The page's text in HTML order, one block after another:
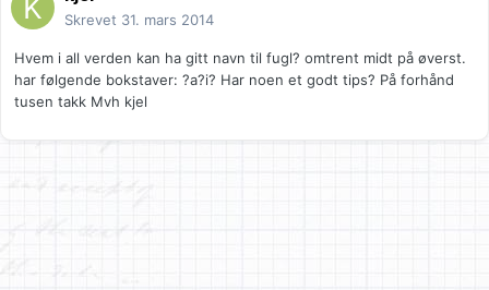
Skrevet 31. mars 2014
Hvem i all verden kan ha gitt navn til fugl? omtrent midt på øverst.
har følgende bokstaver: ?a?i? Har noen et godt tips? På forhånd
tusen takk Mvh kjel